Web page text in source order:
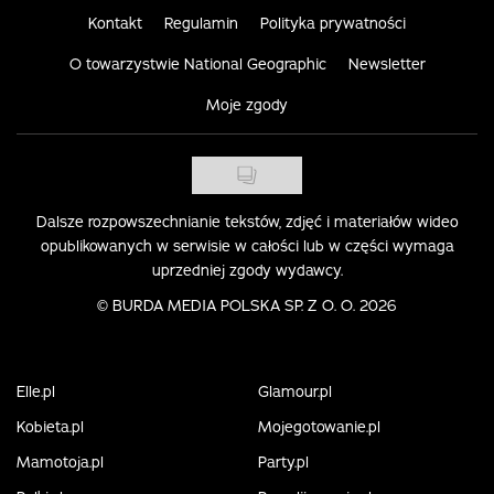
Kontakt Regulamin Polityka prywatności
O towarzystwie National Geographic Newsletter
Moje zgody
Dalsze rozpowszechnianie tekstów, zdjęć i materiałów wideo
opublikowanych w serwisie w całości lub w części wymaga
uprzedniej zgody wydawcy.
© BURDA MEDIA POLSKA SP. Z O. O. 2026
Elle.pl
Glamour.pl
Kobieta.pl
Mojegotowanie.pl
Mamotoja.pl
Party.pl